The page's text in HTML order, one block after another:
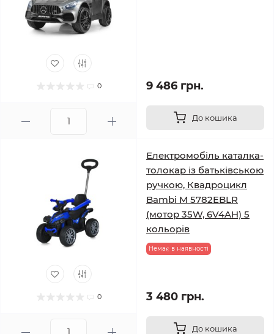
0 9 486 грн.
До кошика
0
Електромобіль каталка-
толокар із батьківською
ручкою, Квадроцикл
Bambi M 5782EBLR
(мотор 35W, 6V4AH) 5
кольорів
Немає в наявності
3 480 грн.
До кошика